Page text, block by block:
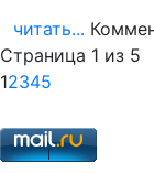
читать...
Страница 1 из 5
12345